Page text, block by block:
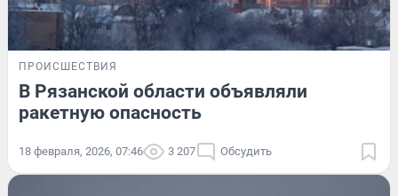
ПРОИСШЕСТВИЯ
В Рязанской области объявляли
ракетную опасность
18 февраля, 2026, 07:46 3 207 Обсудить